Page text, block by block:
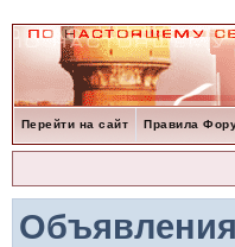
Перейти на сайт Правила
Объявления